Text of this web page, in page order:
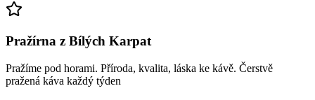
Pražírna z Bílých Karpat
Pražíme pod horami. Příroda, kvalita, láska ke kávě. Čerstvě
pražená káva každý týden